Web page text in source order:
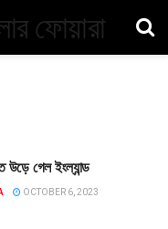
উড়ে গেল ইংল্যান্ড
OCTOBER 6, 2023